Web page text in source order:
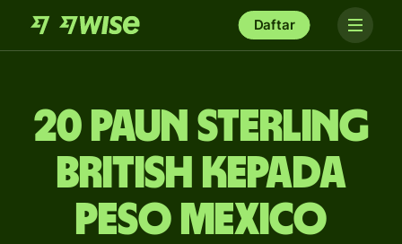
Daftar
20 paun sterling
British kepada
peso Mexico